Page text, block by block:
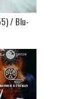
/ Blu-